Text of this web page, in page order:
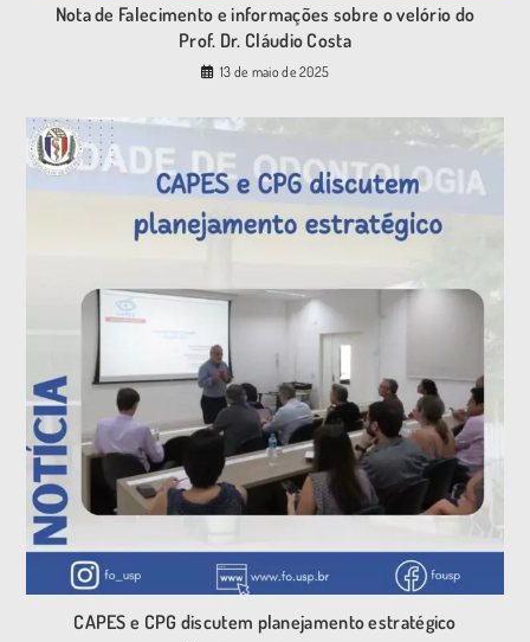
Nota de Falecimento e informações sobre o velório do
Prof. Dr. Cláudio Costa
13 de maio de 2025
CAPES e CPG discutem planejamento estratégico